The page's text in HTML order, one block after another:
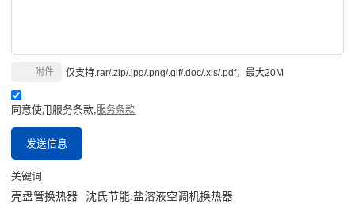
仅支持.rar/.zip/.jpg/.png/.gif/.doc/.xls/.pdf，最大20M
附件
同意使用服务条款,服务条款
发送信息
关键词
壳盘管换热器 沈氏节能:盐溶液空调机换热器